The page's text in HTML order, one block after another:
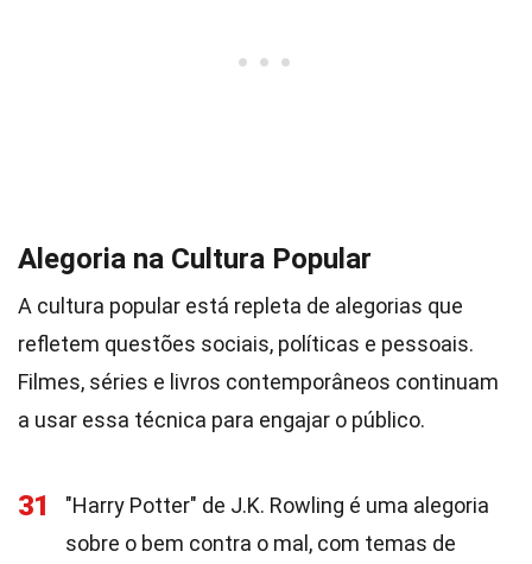
Alegoria na Cultura Popular
A cultura popular está repleta de alegorias que
refletem questões sociais, políticas e pessoais.
Filmes, séries e livros contemporâneos continuam
a usar essa técnica para engajar o público.
31
"Harry Potter" de J.K. Rowling é uma alegoria
sobre o bem contra o mal, com temas de